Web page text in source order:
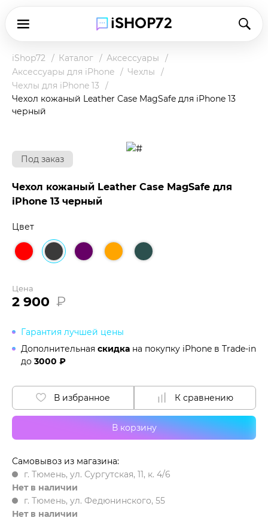
iShop72 Каталог
Аксессуары
Аксессуары для iPhone
Чехлы
Чехлы для iPhone 13
Чехол кожаный Leather Case MagSafe для iPhone 13
черный
Под заказ
Чехол кожаный Leather Case MagSafe для
iPhone 13 черный
Цвет
Цена
2 900 ₽
Гарантия лучшей цены
Дополнительная скидка на покупку iPhone в Trade-in
до 3000 ₽
В корзину
В избранное К сравнению
Самовывоз из магазина:
г. Тюмень, ул. Сургутская, 11, к. 4/6
Нет в наличии
г. Тюмень, ул. Федюнинского, 55
Нет в наличии